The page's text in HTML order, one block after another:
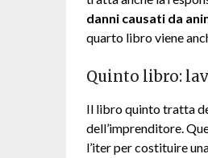
danni causati da
quarto libro viene
Quinto libro:
Il libro quinto tratta
dell’imprenditore.
l’iter per costituire